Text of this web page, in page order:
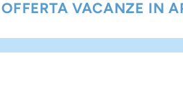
VACANZE IN